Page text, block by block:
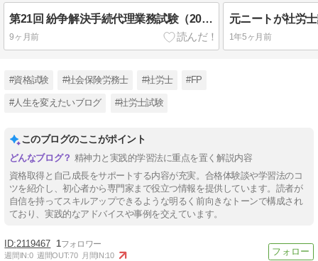
第21回 紛争解決手続代理業務試験（2025特定社労士試験） 再現解答
9ヶ月前 1年5ヶ月前
#資格試験 #社会保険労務士 #社労士 #FP
#人生を変えたいブログ #社労士試験
このブログのここがポイント
精神力と実践的学習法に重点を置く解説内容
資格取得と自己成長をサポートする内容が充実。合格体験談や学習法のコ
ツを紹介し、初心者から専門家まで役立つ情報を提供しています。読者が
自信を持ってスキルアップできるような明るく前向きなトーンで構成され
ており、実践的なアドバイスや事例を交えています。
2119467 1
週間IN:0 週間OUT:70 月間IN:10